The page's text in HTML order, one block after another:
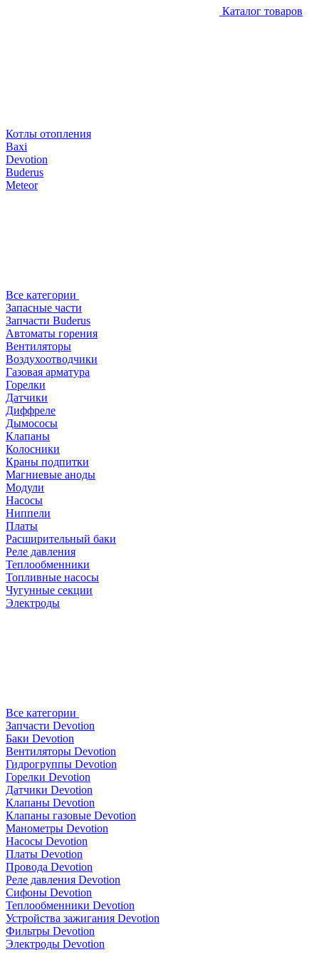
Каталог товаров
Котлы отопления
Baxi
Devotion
Buderus
Meteor
Все категории
Запасные части
Запчасти Buderus
Автоматы горения
Вентиляторы
Воздухоотводчики
Газовая арматура
Горелки
Датчики
Диффреле
Дымососы
Клапаны
Колосники
Краны подпитки
Магниевые аноды
Модули
Насосы
Ниппели
Платы
Расширительный баки
Реле давления
Теплообменники
Топливные насосы
Чугунные секции
Электроды
Все категории
Запчасти Devotion
Баки Devotion
Вентиляторы Devotion
Гидрогруппы Devotion
Горелки Devotion
Датчики Devotion
Клапаны Devotion
Клапаны газовые Devotion
Манометры Devotion
Насосы Devotion
Платы Devotion
Провода Devotion
Реле давления Devotion
Сифоны Devotion
Теплообменники Devotion
Устройства зажигания Devotion
Фильтры Devotion
Электроды Devotion